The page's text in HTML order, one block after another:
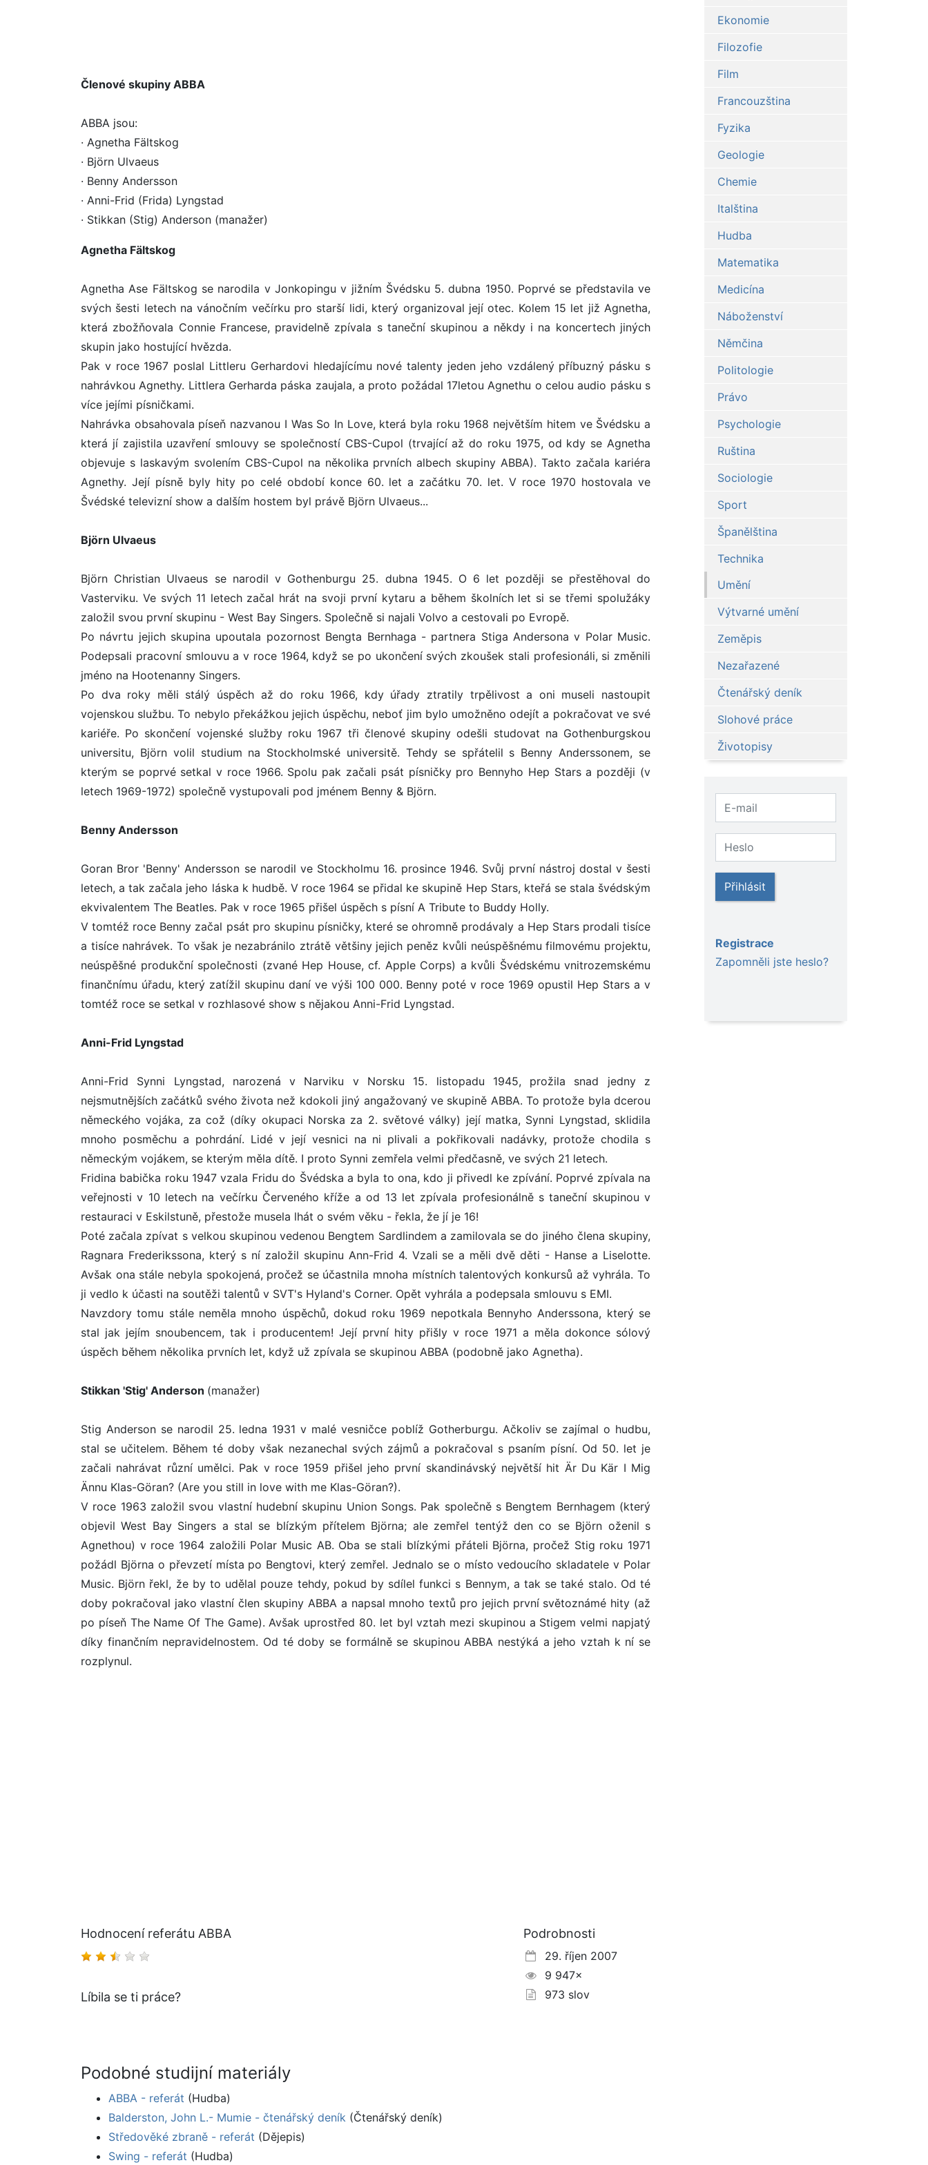
Členové skupiny ABBA
ABBA jsou:
· Agnetha Fältskog
· Björn Ulvaeus
· Benny Andersson
· Anni-Frid (Frida) Lyngstad
· Stikkan (Stig) Anderson (manažer)
Agnetha Fältskog
Agnetha Ase Fältskog se narodila v Jonkopingu v jižním Švédsku 5. dubna 1950. Poprvé se představila ve
svých šesti letech na vánočním večírku pro starší lidi, který organizoval její otec. Kolem 15 let již Agnetha,
která zbožňovala Connie Francese, pravidelně zpívala s taneční skupinou a někdy i na koncertech jiných
skupin jako hostující hvězda.
Pak v roce 1967 poslal Littleru Gerhardovi hledajícímu nové talenty jeden jeho vzdálený příbuzný pásku s
nahrávkou Agnethy. Littlera Gerharda páska zaujala, a proto požádal 17letou Agnethu o celou audio pásku s
více jejími písničkami.
Nahrávka obsahovala píseň nazvanou I Was So In Love, která byla roku 1968 největším hitem ve Švédsku a
která jí zajistila uzavření smlouvy se společností CBS-Cupol (trvající až do roku 1975, od kdy se Agnetha
objevuje s laskavým svolením CBS-Cupol na několika prvních albech skupiny ABBA). Takto začala kariéra
Agnethy. Její písně byly hity po celé období konce 60. let a začátku 70. let. V roce 1970 hostovala ve
Švédské televizní show a dalším hostem byl právě Björn Ulvaeus...
Björn Ulvaeus
Björn Christian Ulvaeus se narodil v Gothenburgu 25. dubna 1945. O 6 let později se přestěhoval do
Vasterviku. Ve svých 11 letech začal hrát na svoji první kytaru a během školních let si se třemi spolužáky
založil svou první skupinu - West Bay Singers. Společně si najali Volvo a cestovali po Evropě.
Po návrtu jejich skupina upoutala pozornost Bengta Bernhaga - partnera Stiga Andersona v Polar Music.
Podepsali pracovní smlouvu a v roce 1964, když se po ukončení svých zkoušek stali profesionáli, si změnili
jméno na Hootenanny Singers.
Po dva roky měli stálý úspěch až do roku 1966, kdy úřady ztratily trpělivost a oni museli nastoupit
vojenskou službu. To nebylo překážkou jejich úspěchu, neboť jim bylo umožněno odejít a pokračovat ve své
kariéře. Po skončení vojenské služby roku 1967 tři členové skupiny odešli studovat na Gothenburgskou
universitu, Björn volil studium na Stockholmské universitě. Tehdy se spřátelil s Benny Anderssonem, se
kterým se poprvé setkal v roce 1966. Spolu pak začali psát písničky pro Bennyho Hep Stars a později (v
letech 1969-1972) společně vystupovali pod jménem Benny & Björn.
Benny Andersson
Goran Bror 'Benny' Andersson se narodil ve Stockholmu 16. prosince 1946. Svůj první nástroj dostal v šesti
letech, a tak začala jeho láska k hudbě. V roce 1964 se přidal ke skupině Hep Stars, kteřá se stala švédským
ekvivalentem The Beatles. Pak v roce 1965 přišel úspěch s písní A Tribute to Buddy Holly.
V tomtéž roce Benny začal psát pro skupinu písničky, které se ohromně prodávaly a Hep Stars prodali tisíce
a tisíce nahrávek. To však je nezabránilo ztrátě většiny jejich peněz kvůli neúspěšnému filmovému projektu,
neúspěšné produkční společnosti (zvané Hep House, cf. Apple Corps) a kvůli Švédskému vnitrozemskému
finančnímu úřadu, který zatížil skupinu daní ve výši 100 000. Benny poté v roce 1969 opustil Hep Stars a v
tomtéž roce se setkal v rozhlasové show s nějakou Anni-Frid Lyngstad.
Anni-Frid Lyngstad
Anni-Frid Synni Lyngstad, narozená v Narviku v Norsku 15. listopadu 1945, prožila snad jedny z
nejsmutnějších začátků svého života než kdokoli jiný angažovaný ve skupině ABBA. To protože byla dcerou
německého vojáka, za což (díky okupaci Norska za 2. světové války) její matka, Synni Lyngstad, sklidila
mnoho posměchu a pohrdání. Lidé v její vesnici na ni plivali a pokřikovali nadávky, protože chodila s
německým vojákem, se kterým měla dítě. I proto Synni zemřela velmi předčasně, ve svých 21 letech.
Fridina babička roku 1947 vzala Fridu do Švédska a byla to ona, kdo ji přivedl ke zpívání. Poprvé zpívala na
veřejnosti v 10 letech na večírku Červeného kříže a od 13 let zpívala profesionálně s taneční skupinou v
restauraci v Eskilstuně, přestože musela lhát o svém věku - řekla, že jí je 16!
Poté začala zpívat s velkou skupinou vedenou Bengtem Sardlindem a zamilovala se do jiného člena skupiny,
Ragnara Frederikssona, který s ní založil skupinu Ann-Frid 4. Vzali se a měli dvě děti - Hanse a Liselotte.
Avšak ona stále nebyla spokojená, pročež se účastnila mnoha místních talentových konkursů až vyhrála. To
ji vedlo k účasti na soutěži talentů v SVT's Hyland's Corner. Opět vyhrála a podepsala smlouvu s EMI.
Navzdory tomu stále neměla mnoho úspěchů, dokud roku 1969 nepotkala Bennyho Anderssona, který se
stal jak jejím snoubencem, tak i producentem! Její první hity přišly v roce 1971 a měla dokonce sólový
úspěch během několika prvních let, když už zpívala se skupinou ABBA (podobně jako Agnetha).
Stikkan 'Stig' Anderson (manažer)
Stig Anderson se narodil 25. ledna 1931 v malé vesničce poblíž Gotherburgu. Ačkoliv se zajímal o hudbu,
stal se učitelem. Během té doby však nezanechal svých zájmů a pokračoval s psaním písní. Od 50. let je
začali nahrávat různí umělci. Pak v roce 1959 přišel jeho první skandinávský největší hit Är Du Kär I Mig
Ännu Klas-Göran? (Are you still in love with me Klas-Göran?).
V roce 1963 založil svou vlastní hudební skupinu Union Songs. Pak společně s Bengtem Bernhagem (který
objevil West Bay Singers a stal se blízkým přítelem Björna; ale zemřel tentýž den co se Björn oženil s
Agnethou) v roce 1964 založili Polar Music AB. Oba se stali blízkými přáteli Björna, pročež Stig roku 1971
požádl Björna o převzetí místa po Bengtovi, který zemřel. Jednalo se o místo vedoucího skladatele v Polar
Music. Björn řekl, že by to udělal pouze tehdy, pokud by sdílel funkci s Bennym, a tak se také stalo. Od té
doby pokračoval jako vlastní člen skupiny ABBA a napsal mnoho textů pro jejich první světoznámé hity (až
po píseň The Name Of The Game). Avšak uprostřed 80. let byl vztah mezi skupinou a Stigem velmi napjatý
díky finančním nepravidelnostem. Od té doby se formálně se skupinou ABBA nestýká a jeho vztah k ní se
rozplynul.
Hodnocení referátu ABBA
Líbila se ti práce?
Podrobnosti
29. říjen 2007
9 947×
973 slov
Podobné studijní materiály
ABBA - referát (Hudba)
Balderston, John L.- Mumie - čtenářský deník (Čtenářský deník)
Středověké zbraně - referát (Dějepis)
Swing - referát (Hudba)
Ekonomie
Filozofie
Film
Francouzština
Fyzika
Geologie
Chemie
Italština
Hudba
Matematika
Medicína
Náboženství
Němčina
Politologie
Právo
Psychologie
Ruština
Sociologie
Sport
Španělština
Technika
Umění
Výtvarné umění
Zeměpis
Nezařazené
Čtenářský deník
Slohové práce
Životopisy
Přihlásit
Registrace
Zapomněli jste heslo?